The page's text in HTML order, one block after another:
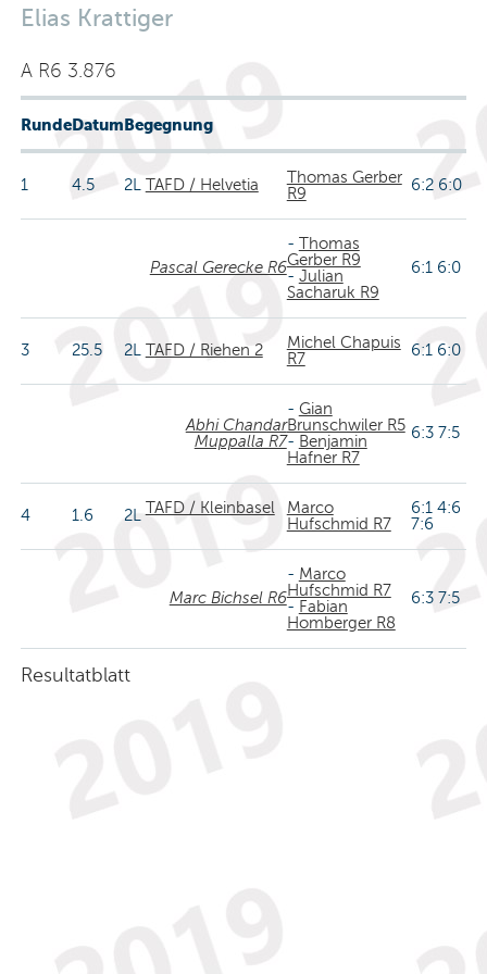
Elias Krattiger
A R6 3.876
RundeDatumBegegnung
1 4.5 2L TAFD / Helvetia
Thomas Gerber
R9
6:2 6:0
Pascal Gerecke R6
- Thomas
Gerber R9
- Julian
Sacharuk R9
6:1 6:0
3 25.5 2L TAFD / Riehen 2
Michel Chapuis
R7
6:1 6:0
Abhi Chandar
Muppalla R7
- Gian
Brunschwiler R5
- Benjamin
Hafner R7
6:3 7:5
4 1.6 2LTAFD / Kleinbasel
Marco
Hufschmid R7
6:1 4:6
7:6
Marc Bichsel R6
- Marco
Hufschmid R7
- Fabian
Homberger R8
6:3 7:5
Resultatblatt